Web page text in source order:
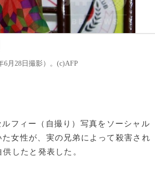
月28日撮影）。(c)AFP
フィー（自撮り）写真をソーシャル
女性が、実の兄弟によって殺害され
したと発表した。